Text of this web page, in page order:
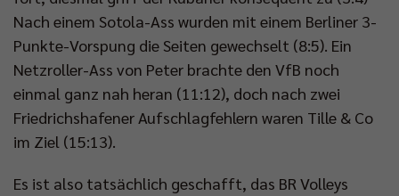
Nach einem Sotola-Ass wurden mit einem Berliner 3-
Punkte-Vorspung die Seiten gewechselt (8:5). Ein
Netzroller-Ass von Peter brachte den VfB noch
einmal ganz nah heran (11:12), doch nach zwei
Friedrichshafener Aufschlagfehlern waren Tille & Co
im Ziel (15:13).
Es ist also tatsächlich geschafft, das BR Volleys